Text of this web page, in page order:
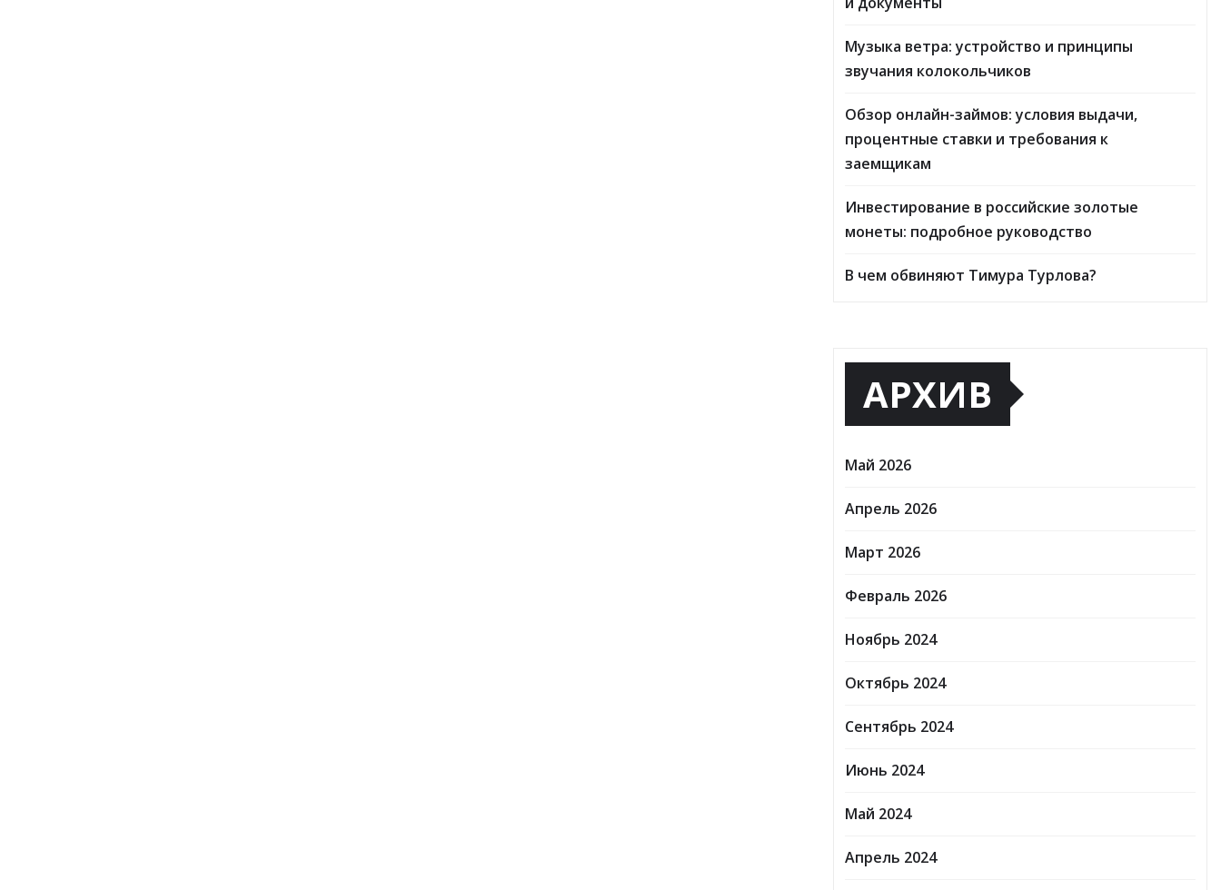
Музыка ветра: устройство и принципы
звучания колокольчиков
Обзор онлайн-займов: условия выдачи,
процентные ставки и требования к
заемщикам
Инвестирование в российские золотые
монеты: подробное руководство
В чем обвиняют Тимура Турлова?
АРХИВ
Май 2026
Апрель 2026
Март 2026
Февраль 2026
Ноябрь 2024
Октябрь 2024
Сентябрь 2024
Июнь 2024
Май 2024
Апрель 2024